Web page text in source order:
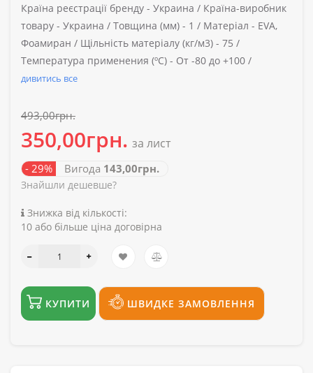
Країна реєстрації бренду - Украина / Країна-виробник
товару - Украина / Товщина (мм) - 1 / Матеріал - EVA,
Фоамиран / Щільність матеріалу (кг/м3) - 75 /
Температура применения (ºС) - От -80 до +100 /
дивитись все
493,00грн.
350,00грн. за лист
- 29% Вигода 143,00грн.
Знайшли дешевше?
Знижка від кількості:
10 або більше ціна договірна
КУПИТИ ШВИДКЕ ЗАМОВЛЕННЯ